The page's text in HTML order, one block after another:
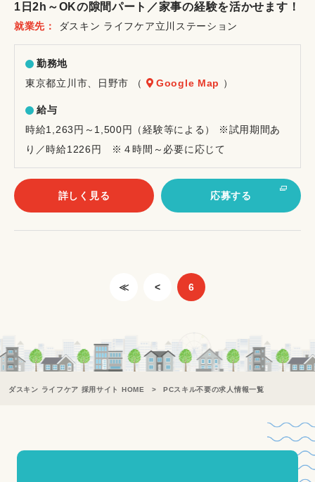
イ
1日2h～OKの隙間パート／家事の経験を活かせます！
就業先 ダスキン ライフケア立川ステーション
勤務地
東京都立川市、日野市 （
Google Map ）
給与
時給1,263円～1,500円（経験等による） ※試用期間あ
り／時給1226円 ※４時間～必要に応じて
詳しく見る 応募する
≪ < 6
ダスキン ライフケア 採用サイト HOME PCスキル不要の求人情報一覧